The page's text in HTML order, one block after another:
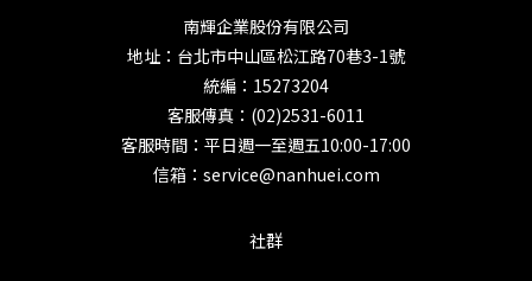
南輝企業股份有限公司
地址：台北市中山區松江路70巷3-1號
統編：15273204
客服傳真：(02)2531-6011
客服時間：平日週一至週五10:00-17:00
信箱：service@nanhuei.com
社群